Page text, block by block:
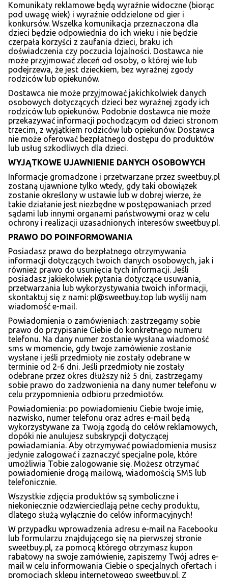
Komunikaty reklamowe będą wyraźnie widoczne (biorąc
pod uwagę wiek) i wyraźnie oddzielone od gier i
konkursów. Wszelka komunikacja przeznaczona dla
dzieci będzie odpowiednia do ich wieku i nie będzie
czerpała korzyści z zaufania dzieci, braku ich
doświadczenia czy poczucia lojalności. Dostawca nie
może przyjmować zleceń od osoby, o której wie lub
podejrzewa, że jest dzieckiem, bez wyraźnej zgody
rodziców lub opiekunów.
Dostawca nie może przyjmować jakichkolwiek danych
osobowych dotyczących dzieci bez wyraźnej zgody ich
rodziców lub opiekunów. Podobnie dostawca nie może
przekazywać informacji pochodzącym od dzieci stronom
trzecim, z wyjątkiem rodziców lub opiekunów. Dostawca
nie może oferować bezpłatnego dostępu do produktów
lub usług szkodliwych dla dzieci.
WYJĄTKOWE UJAWNIENIE DANYCH OSOBOWYCH
Informacje gromadzone i przetwarzane przez sweetbuy.pl
zostaną ujawnione tylko wtedy, gdy taki obowiązek
zostanie określony w ustawie lub w dobrej wierze, że
takie działanie jest niezbędne w postępowaniach przed
sądami lub innymi organami państwowymi oraz w celu
ochrony i realizacji uzasadnionych interesów sweetbuy.pl.
PRAWO DO POINFORMOWANIA
Posiadasz prawo do bezpłatnego otrzymywania
informacji dotyczących twoich danych osobowych, jak i
również prawo do usunięcia tych informacji. Jeśli
posiadasz jakiekolwiek pytania dotyczące usuwania,
przetwarzania lub wykorzystywania twoich informacji,
skontaktuj się z nami: pl@sweetbuy.top lub wyślij nam
wiadomość e-mail.
Powiadomienia o zamówieniach: zastrzegamy sobie
prawo do przypisanie Ciebie do konkretnego numeru
telefonu. Na dany numer zostanie wysłana wiadomość
sms w momencie, gdy twoje zamówienie zostanie
wysłane i jeśli przedmioty nie zostały odebrane w
terminie od 2-6 dni. Jeśli przedmioty nie zostały
odebrane przez okres dłuższy niż 5 dni, zastrzegamy
sobie prawo do zadzwonienia na dany numer telefonu w
celu przypomnienia odbioru przedmiotów.
Powiadomienia: po powiadomieniu Ciebie twoje imię,
nazwisko, numer telefonu oraz adres e-mail będą
wykorzystywane za Twoją zgodą do celów reklamowych,
dopóki nie anulujesz subskrypcji dotyczącej
powiadamiania. Aby otrzymywać powiadomienia musisz
jedynie zalogować i zaznaczyć specjalne pole, które
umożliwia Tobie zalogowanie się. Możesz otrzymać
powiadomienie drogą mailową, wiadomością SMS lub
telefonicznie.
Wszystkie zdjęcia produktów są symboliczne i
niekoniecznie odzwierciedlają pełne cechy produktu,
dlatego służą wyłącznie do celów informacyjnych!
W przypadku wprowadzenia adresu e-mail na Facebooku
lub formularzu znajdującego się na pierwszej stronie
sweetbuy.pl, za pomocą którego otrzymasz kupon
rabatowy na swoje zamówienie, zapiszemy Twój adres e-
mail w celu informowania Ciebie o specjalnych ofertach i
promocjach sklepu internetowego sweetbuy.pl. Z